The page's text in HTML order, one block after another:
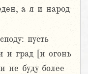
а я и народ
пусть
и град [и огонь
не буду более